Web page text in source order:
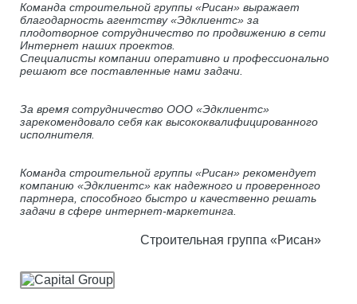
Команда строительной группы «Рисан» выражает
благодарность агентству «Эдклиентс» за
плодотворное сотрудничество по продвижению в сети
Интернет наших проектов.
Специалисты компании оперативно и профессионально
решают все поставленные нами задачи.
За время сотрудничество ООО «Эдклиентс»
зарекомендовало себя как высококвалифицированного
исполнителя.
Команда строительной группы «Рисан» рекомендует
компанию «Эдклиентс» как надежного и проверенного
партнера, способного быстро и качественно решать
задачи в сфере интернет-маркетинга.
Строительная группа «Рисан»